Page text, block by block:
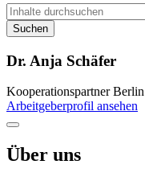
Suchen
Dr. Anja Schäfer
Kooperationspartner Berlin
Arbeitgeberprofil ansehen
Über uns